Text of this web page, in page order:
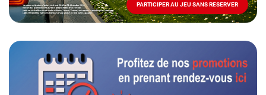
PARTICIPER AU JEU SANS RESERVER
PARTICIPER
AU
JEU
RESERVER